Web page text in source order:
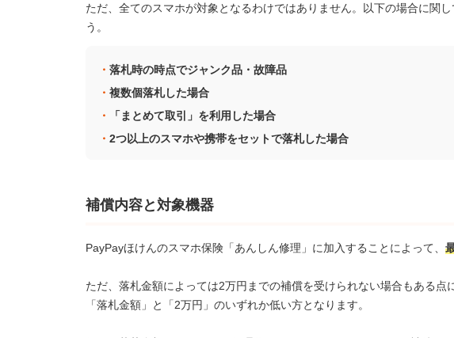
ただ、全てのスマホが対象となるわけではありません。以下の場合に関
う。
落札時の時点でジャンク品・故障品
複数個落札した場合
「まとめて取引」を利用した場合
2つ以上のスマホや携帯をセットで落札した場合
補償内容と対象機器
PayPayほけんのスマホ保険「あんしん修理」に加入することによって、
ただ、落札金額によっては2万円までの補償を受けられない場合もある
「落札金額」と「2万円」のいずれか低い方となります。